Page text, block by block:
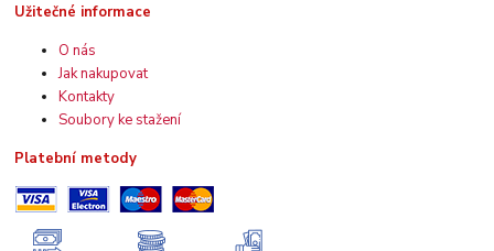
Užitečné informace
O nás
Jak nakupovat
Kontakty
Soubory ke stažení
Platební metody